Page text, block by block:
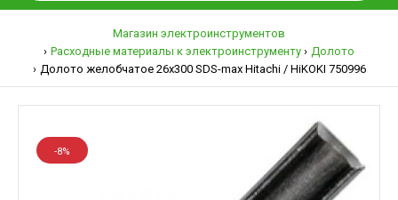
Магазин электроинструментов
Расходные материалы к электроинструменту
Долото
Долото желобчатое 26х300 SDS-max Hitachi / HiKOKI 750996
-8%